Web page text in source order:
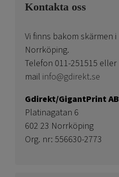
Kontakta oss
Vi finns bakom skärmen i
Norrköping.
Telefon 011-251515 eller
mail info@gdirekt.se
Gdirekt/GigantPrint AB
Platinagatan 6
602 23 Norrköping
Org. nr: 556630-2773